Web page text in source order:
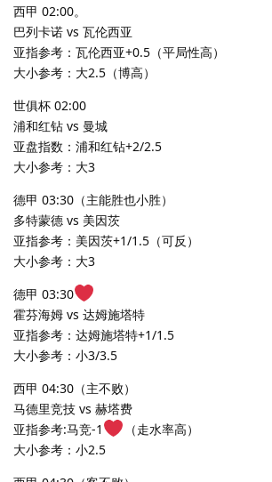
西甲 02:00。
巴列卡诺 vs 瓦伦西亚
亚指参考：瓦伦西亚+0.5（平局性高）
大小参考：大2.5（博高）
世俱杯 02:00
浦和红钻 vs 曼城
亚盘指数：浦和红钻+2/2.5
大小参考：大3
德甲 03:30（主能胜也小胜）
多特蒙德 vs 美因茨
亚指参考：美因茨+1/1.5（可反）
大小参考：大3
德甲 03:30
霍芬海姆 vs 达姆施塔特
亚指参考：达姆施塔特+1/1.5
大小参考：小3/3.5
西甲 04:30（主不败）
马德里竞技 vs 赫塔费
亚指参考:马竞-1
（走水率高）
大小参考：小2.5